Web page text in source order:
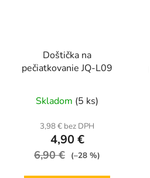
Doštička na
pečiatkovanie JQ-L09
Skladom (5 ks)
3,98 € bez DPH
4,90 €
6,90 € (–28 %)